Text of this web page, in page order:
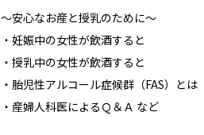
～安心なお産と授乳のために～
・妊娠中の女性が飲酒すると
・授乳中の女性が飲酒すると
・胎児性アルコール症候群（FAS）とは
・産婦人科医によるＱ＆Ａ など